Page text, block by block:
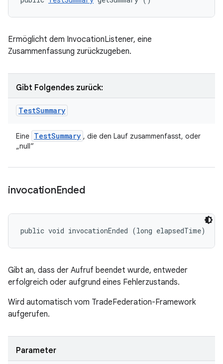
Ermöglicht dem InvocationListener, eine
Zusammenfassung zurückzugeben.
Gibt Folgendes zurück:
TestSummary
Eine TestSummary , die den Lauf zusammenfasst, oder
„null“
invocationEnded
public void invocationEnded (long elapsedTime)
Gibt an, dass der Aufruf beendet wurde, entweder
erfolgreich oder aufgrund eines Fehlerzustands.
Wird automatisch vom TradeFederation-Framework
aufgerufen.
Parameter